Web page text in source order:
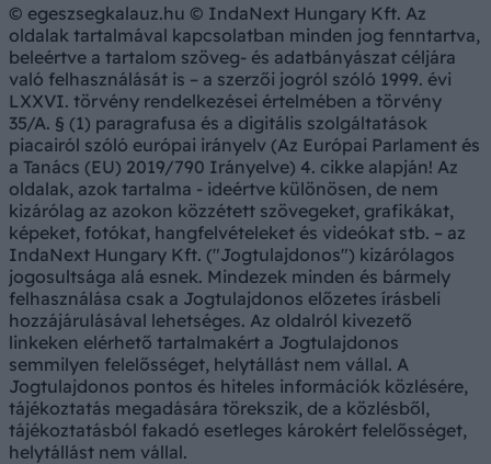
© egeszsegkalauz.hu © IndaNext Hungary Kft. Az
oldalak tartalmával kapcsolatban minden jog fenntartva,
beleértve a tartalom szöveg- és adatbányászat céljára
való felhasználását is – a szerzői jogról szóló 1999. évi
LXXVI. törvény rendelkezései értelmében a törvény
35/A. § (1) paragrafusa és a digitális szolgáltatások
piacairól szóló európai irányelv (Az Európai Parlament és
a Tanács (EU) 2019/790 Irányelve) 4. cikke alapján! Az
oldalak, azok tartalma - ideértve különösen, de nem
kizárólag az azokon közzétett szövegeket, grafikákat,
képeket, fotókat, hangfelvételeket és videókat stb. – az
IndaNext Hungary Kft. ("Jogtulajdonos") kizárólagos
jogosultsága alá esnek. Mindezek minden és bármely
felhasználása csak a Jogtulajdonos előzetes írásbeli
hozzájárulásával lehetséges. Az oldalról kivezető
linkeken elérhető tartalmakért a Jogtulajdonos
semmilyen felelősséget, helytállást nem vállal. A
Jogtulajdonos pontos és hiteles információk közlésére,
tájékoztatás megadására törekszik, de a közlésből,
tájékoztatásból fakadó esetleges károkért felelősséget,
helytállást nem vállal.